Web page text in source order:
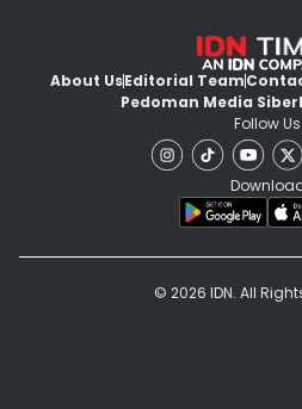
About UsEditorial Team
Pedoman Media Siber
Follow Us
© 2026 IDN. All